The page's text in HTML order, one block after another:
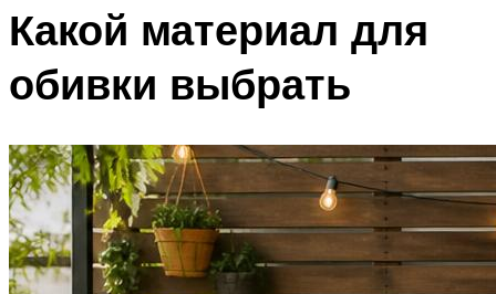
Какой материал для
обивки выбрать